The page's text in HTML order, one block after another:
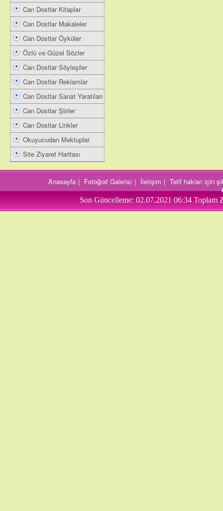
Can Dostlar Kitaplar
Can Dostlar Makaleler
Can Dostlar Öyküler
Özlü ve Güzel Sözler
Can Dostlar Söyleşiler
Can Dostlar Reklamlar
Can Dostlar Sanat Yaratıları
Can Dostlar Şiirler
Can Dostlar Linkler
Okuyucudan Mektuplar
Site Ziyaret Haritası
Anasayfa | Fotoğraf Galerisi | İletişim | Telif hakları için
Son Güncelleme: 02.07.2021 06:34 Toplam